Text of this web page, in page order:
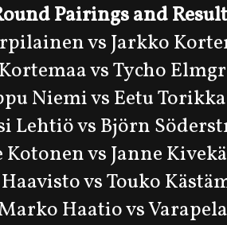
Pairings and
vs Jarkko
vs Tycho
Niemi vs Eetu
Lehtiö vs Björn
vs Janne
vs Touko
Haatio vs